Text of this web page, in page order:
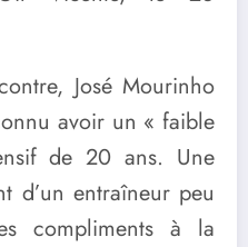
José Mourinho
avoir un « faible
de 20 ans. Une
d’un entraîneur peu
compliments à la